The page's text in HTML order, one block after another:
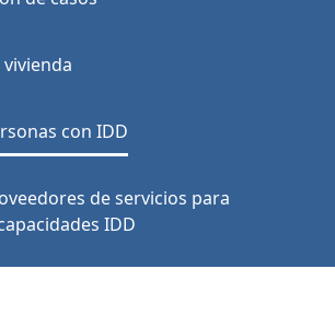
con IDD
de servicios para
IDD